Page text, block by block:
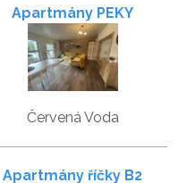
Apartmány PEKY
Červená Voda
Apartmány říčky B2